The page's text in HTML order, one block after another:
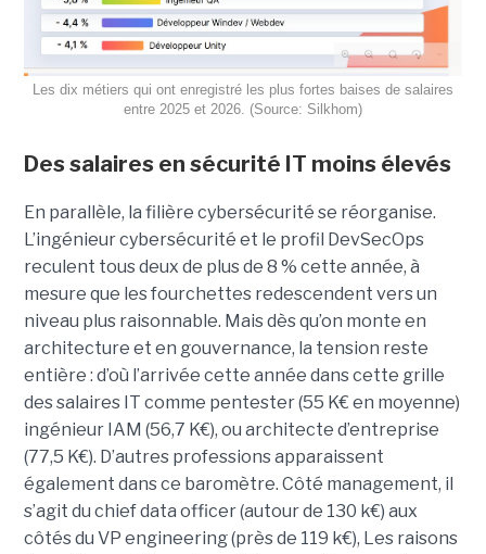
Les dix métiers qui ont enregistré les plus fortes baises de salaires
entre 2025 et 2026. (Source: Silkhom)
Des salaires en sécurité IT moins élevés
En parallèle, la filière cybersécurité se réorganise.
L’ingénieur cybersécurité et le profil DevSecOps
reculent tous deux de plus de 8 % cette année, à
mesure que les fourchettes redescendent vers un
niveau plus raisonnable. Mais dès qu’on monte en
architecture et en gouvernance, la tension reste
entière : d’où l’arrivée cette année dans cette grille
des salaires IT comme pentester (55 K€ en moyenne)
ingénieur IAM (56,7 K€), ou architecte d’entreprise
(77,5 K€). D’autres professions apparaissent
également dans ce baromètre. Côté management, il
s’agit du chief data officer (autour de 130 k€) aux
côtés du VP engineering (près de 119 k€), Les raisons